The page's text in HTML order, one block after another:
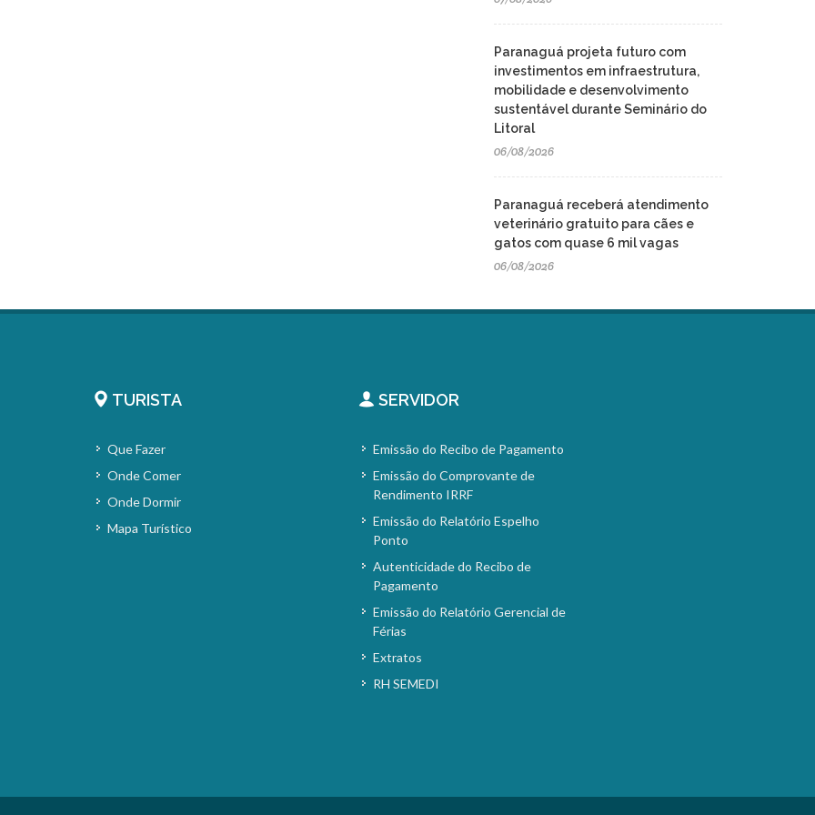
Paranaguá projeta futuro com
investimentos em infraestrutura,
mobilidade e desenvolvimento
sustentável durante Seminário do
Litoral
06/08/2026
Paranaguá receberá atendimento
veterinário gratuito para cães e
gatos com quase 6 mil vagas
06/08/2026
TURISTA
Que Fazer
Onde Comer
Onde Dormir
Mapa Turístico
SERVIDOR
Emissão do Recibo de Pagamento
Emissão do Comprovante de
Rendimento IRRF
Emissão do Relatório Espelho
Ponto
Autenticidade do Recibo de
Pagamento
Emissão do Relatório Gerencial de
Férias
Extratos
RH SEMEDI